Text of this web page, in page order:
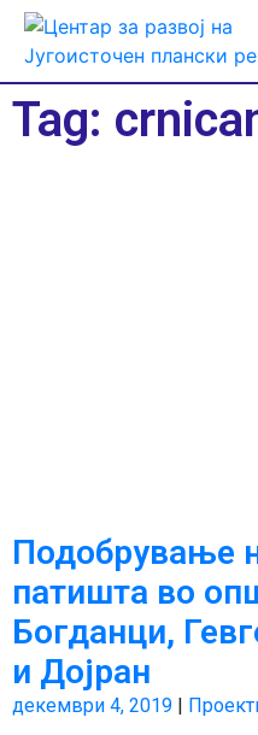
Tag:
Подобрување
патишта во
Богданци,
и Дојран
декември 4, 2019